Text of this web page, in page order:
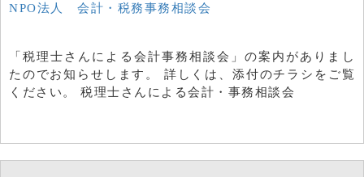
NPO法人 会計・税務事務相談会
「税理士さんによる会計事務相談会」の案内がありまし
たのでお知らせします。 詳しくは、添付のチラシをご覧
ください。 税理士さんによる会計・事務相談会